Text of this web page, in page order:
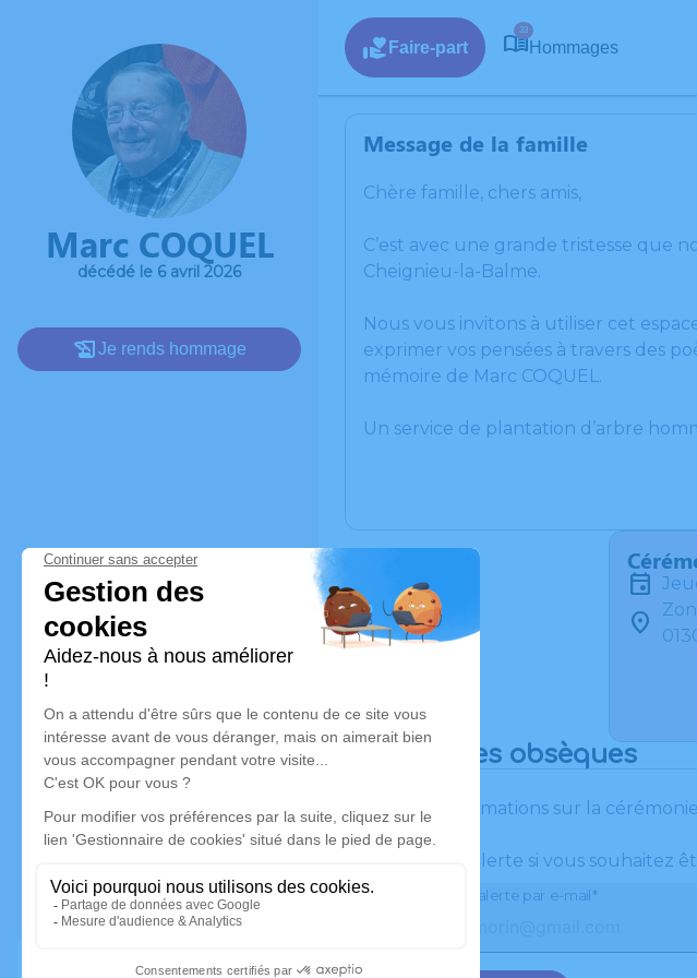
Marc COQUEL
décédé le 6 avril 2026
Je rends hommage
Faire-part
33
Hommages
Message de la famille
Chère famille, chers amis,
C’est avec une grande tristesse que
Cheignieu-la-Balme.
Nous vous invitons à utiliser cet
exprimer vos pensées à travers des
mémoire de Marc COQUEL.
Un service de plantation d’arbre
Déroulé des obsèques
Les informations sur la
Activez une alerte si vous souhaitez
Recevoir une alerte par e-mail*